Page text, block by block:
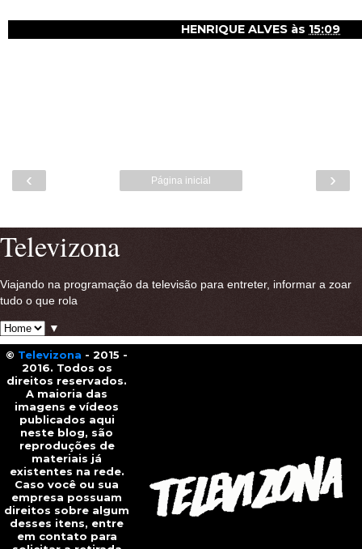
HENRIQUE ALVES às 15:09
‹ ›
Página inicial
Televizona
Viajando na programação da televisão para entreter, informar a zoar
tudo o que rola
▼
© Televizona - 2015 -
2016. Todos os
direitos reservados.
A maioria das
imagens e vídeos
publicados aqui
neste blog, são
reproduções de
materiais já
existentes na rede.
Caso você ou sua
empresa possuam
direitos sobre algum
desses itens, entre
em contato para